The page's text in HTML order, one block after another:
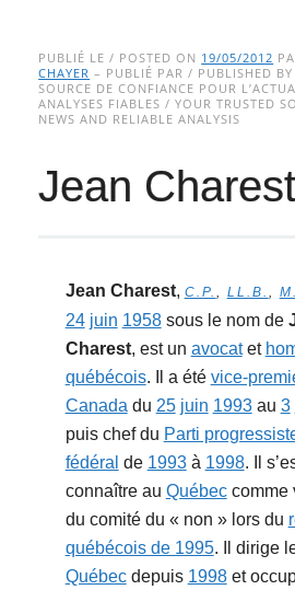
Main menu
to
content
PUBLIÉ LE / POSTED ON 19/05/2012
CHAYER – PUBLIÉ PAR / PUBLISHED
SOURCE DE CONFIANCE POUR
ANALYSES FIABLES / YOUR TRUSTED
NEWS AND RELIABLE ANALYSIS
Jean Charest
Jean Charest, C.P. , LL.B. ,
24 juin 1958sous le nom de
Charest, est un avocatet
québécois. Il a été vice-
Canada du 25 juin 1993au 3
puis chef du Parti
fédéral de 1993à 1998. Il
connaître au Québeccomme
du comité du « non » lors du
québécois de 1995. Il dirige
Québecdepuis 1998et